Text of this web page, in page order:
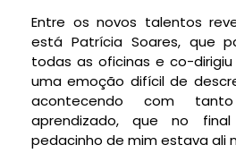
Entre os novos talentos
está Patrícia Soares, que
todas as oficinas e co-dirigiu
uma emoção difícil de
acontecendo com
aprendizado, que no
pedacinho de mim estava ali